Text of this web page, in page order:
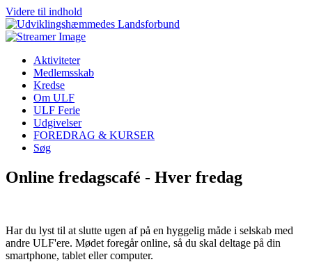
Videre til indhold
Aktiviteter
Medlemsskab
Kredse
Om ULF
ULF Ferie
Udgivelser
FOREDRAG & KURSER
Søg
Online fredagscafé - Hver fredag
Har du lyst til at slutte ugen af på en hyggelig måde i selskab med
andre ULF'ere. Mødet foregår online, så du skal deltage på din
smartphone, tablet eller computer.